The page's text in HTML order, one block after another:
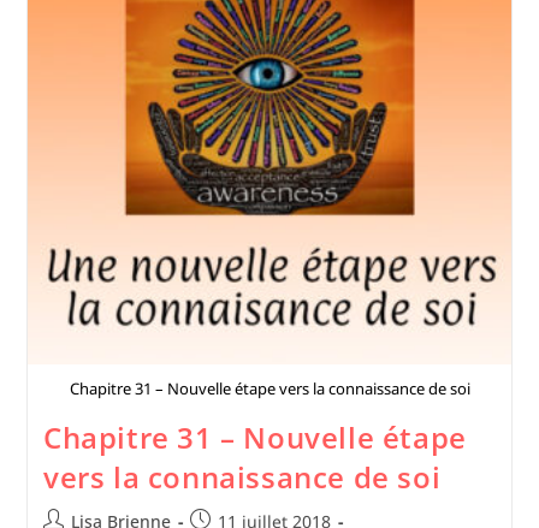
Chapitre 31 – Nouvelle étape vers la connaissance de soi
Chapitre 31 – Nouvelle étape
vers la connaissance de soi
Lisa Brienne
11 juillet 2018